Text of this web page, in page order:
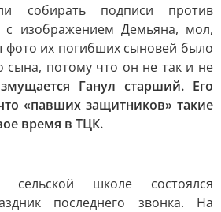
собирать подписи против
с изображением Демьяна, мол,
фото их погибших сыновей было
сына, потому что он не так и не
Ганул старший. Его
«павших защитников» такие
время в ТЦК.
сельской школе состоялся
последнего звонка. На